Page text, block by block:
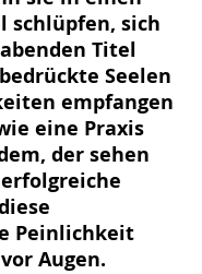
schlüpfen, sich
Titel
Seelen
empfangen
eine Praxis
der sehen
Peinlichkeit
Augen.